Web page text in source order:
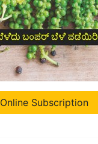
Online Subscription